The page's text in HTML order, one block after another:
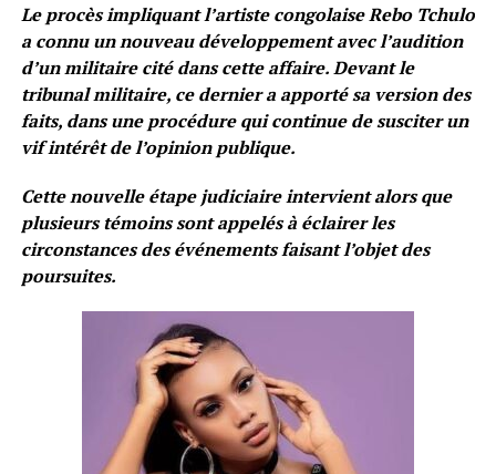
Le procès impliquant l’artiste congolaise Rebo Tchulo
a connu un nouveau développement avec l’audition
d’un militaire cité dans cette affaire. Devant le
tribunal militaire, ce dernier a apporté sa version des
faits, dans une procédure qui continue de susciter un
vif intérêt de l’opinion publique.
Cette nouvelle étape judiciaire intervient alors que
plusieurs témoins sont appelés à éclairer les
circonstances des événements faisant l’objet des
poursuites.